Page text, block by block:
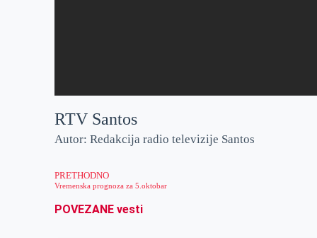
RTV Santos
Autor: Redakcija radio televizije Santos
PRETHODNO
Vremenska prognoza za 5.oktobar
POVEZANE vesti